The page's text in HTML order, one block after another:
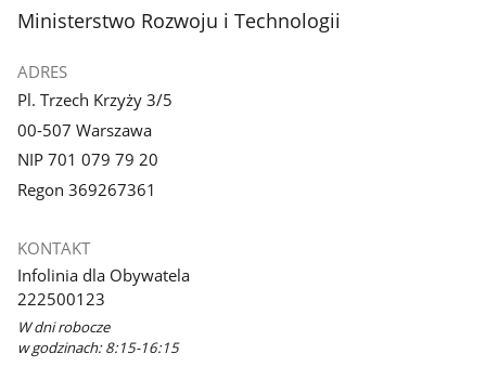
stopka
Ministerstwo Rozwoju i Technologii
ADRES
Pl. Trzech Krzyży 3/5
00-507 Warszawa
NIP 701 079 79 20
Regon 369267361
KONTAKT
Infolinia dla Obywatela
222500123
W dni robocze
w godzinach: 8:15-16:15